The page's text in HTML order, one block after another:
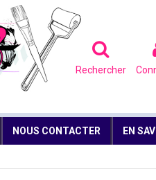
Rechercher
NOUS CONTACTER EN